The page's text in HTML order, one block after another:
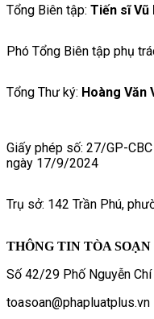
Tổng Biên tập: Tiến sĩ Vũ
Phó Tổng Biên tập phụ
Tổng Thư ký: Hoàng Văn
Giấy phép số: 27/GP-
ngày 17/9/2024
Trụ sở: 142 Trần Phú,
THÔNG TIN TÒA SOẠN
Số 42/29 Phố Nguyễn Chí
toasoan@phapluatplus.vn